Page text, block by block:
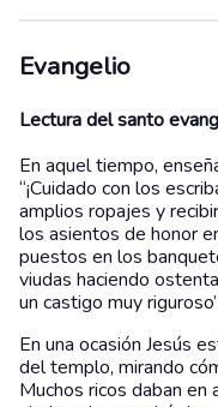
Evangelio
Lectura del santo
En aquel tiempo,
“¡Cuidado con los
amplios ropajes y
los asientos de honor
puestos en los
viudas haciendo
un castigo muy
En una ocasión Jesús
del templo, mirando
Muchos ricos daban en